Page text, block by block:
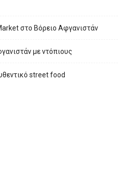
στο Βόρειο Αφγανιστάν
με ντόπιους
street food